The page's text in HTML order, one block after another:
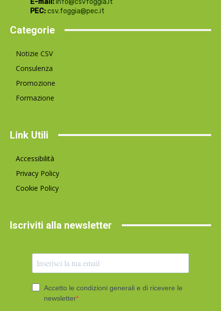
PEC:csv.foggia@pec.it
Categorie
Notizie CSV
Consulenza
Promozione
Formazione
Link Utili
Accessibilità
Privacy Policy
Cookie Policy
Iscriviti alla newsletter